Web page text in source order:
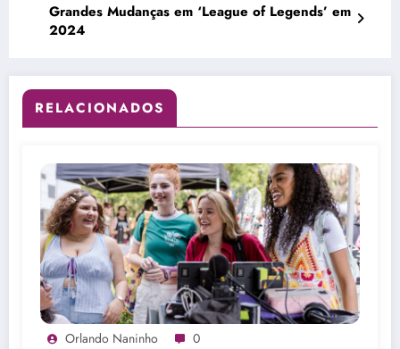
Grandes Mudanças em ‘League of Legends’ em
2024
RELACIONADOS
Orlando Naninho 0